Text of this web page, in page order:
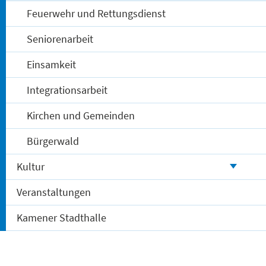
Abteilung
CDU-Ortsunion Kamen-Methler
Ansprechpartner
Dietmar Wünnemann
Adresse
Otto-Hahn-Str. 31
59174 Kamen
E-Mail
dietmar.wuennemann@cdukamen.de
Homepage
www.cvjm-heeren-werve.de
Feuerwehr und Rettungsdienst
Seniorenarbeit
Einsamkeit
Integrationsarbeit
Kirchen und Gemeinden
Bürgerwald
Kultur
Veranstaltungen
Kamener Stadthalle